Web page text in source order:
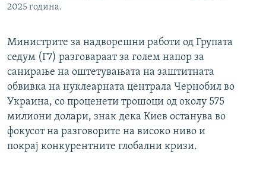
2025 година.
Министрите за надворешни работи од Групата
седум (Г7) разговараат за голем напор за
санирање на оштетувањата на заштитната
обвивка на нуклеарната централа Чернобил во
Украина, со проценети трошоци од околу 575
милиони долари, знак дека Киев останува во
фокусот на разговорите на високо ниво и
покрај конкурентните глобални кризи.